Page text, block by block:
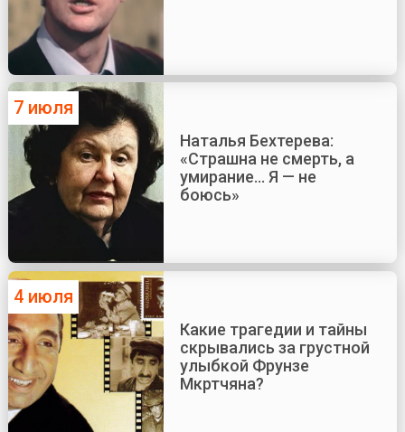
7 июля
Наталья Бехтерева:
«Страшна не смерть, а
умирание... Я — не
боюсь»
4 июля
Какие трагедии и тайны
скрывались за грустной
улыбкой Фрунзе
Мкртчяна?